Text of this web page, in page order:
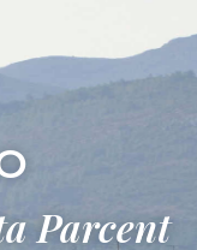
Parcent